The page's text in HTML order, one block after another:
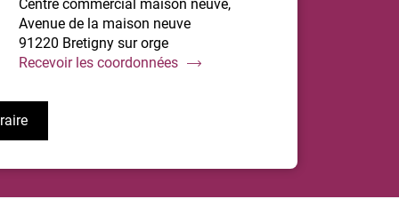
Centre commercial maison neuve,
Avenue de la maison neuve
91220 Bretigny sur orge
Recevoir les coordonnéesdu